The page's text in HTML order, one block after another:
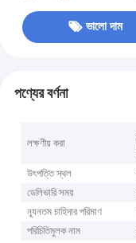
ভালো দাম
পণ্যের বর্ণনা
লক্ষণীয় করা
উৎপত্তি স্থল
ডেলিভারি সময়
ন্যূনতম চাহিদার পরিমাণ
পরিচিতিমুলক নাম